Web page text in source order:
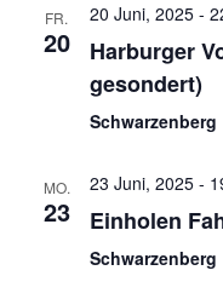
FR.
20
20 Juni, 2025-
Harburger
gesondert)
Schwarzenberg
MO.
23
23 Juni, 2025 -
Einholen
Schwarzenberg